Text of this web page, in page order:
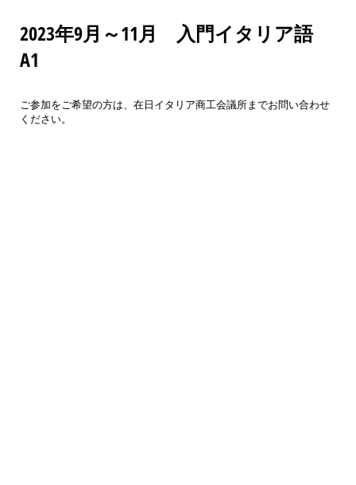
2023年9月～11月 入門イタリア語
A1
ご参加をご希望の方は、在日イタリア商工会議所までお問い合わせ
ください。